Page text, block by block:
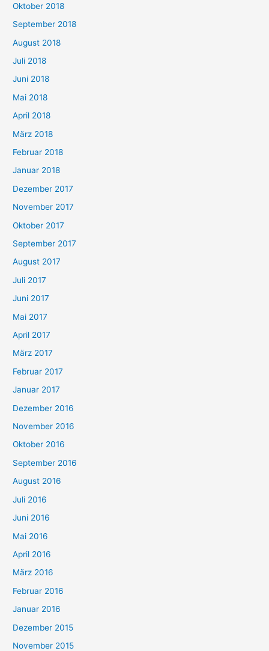
Oktober 2018
September 2018
August 2018
Juli 2018
Juni 2018
Mai 2018
April 2018
März 2018
Februar 2018
Januar 2018
Dezember 2017
November 2017
Oktober 2017
September 2017
August 2017
Juli 2017
Juni 2017
Mai 2017
April 2017
März 2017
Februar 2017
Januar 2017
Dezember 2016
November 2016
Oktober 2016
September 2016
August 2016
Juli 2016
Juni 2016
Mai 2016
April 2016
März 2016
Februar 2016
Januar 2016
Dezember 2015
November 2015